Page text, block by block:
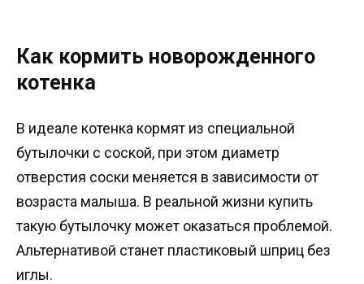
Как кормить новорожденного
котенка
В идеале котенка кормят из специальной
бутылочки с соской, при этом диаметр
отверстия соски меняется в зависимости от
возраста малыша. В реальной жизни купить
такую бутылочку может оказаться проблемой.
Альтернативой станет пластиковый шприц без
иглы.